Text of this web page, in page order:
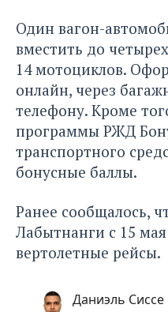
Один вагон-
вместить до
14 мотоциклов.
онлайн, через
телефону. Кроме
программы РЖД
транспортного
бонусные баллы.
Ранее сообщалось,
Лабытнанги с 15
вертолетные рейсы.
Даниэль Сиссе